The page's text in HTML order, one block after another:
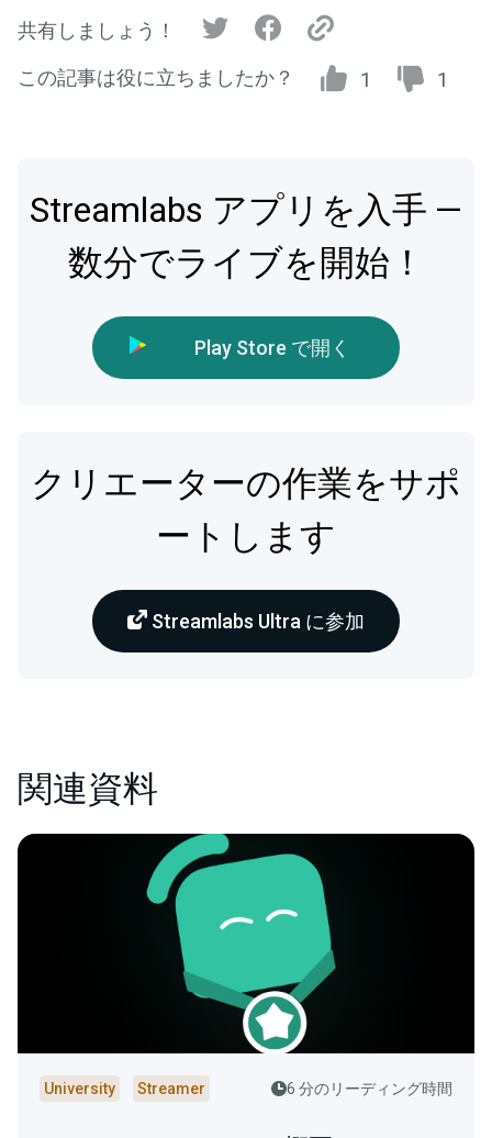
共有しましょう！
この記事は役に立ちましたか？ 1 1
Streamlabs アプリを入手 —
数分でライブを開始！
Play Store で開く
クリエーターの作業をサポ
ートします
Streamlabs Ultra に参加
関連資料
University Streamer 6 分のリーディング時間